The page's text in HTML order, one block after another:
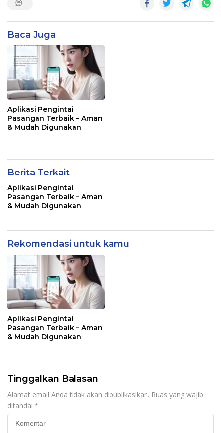
Baca Juga
Aplikasi Pengintai
Pasangan Terbaik – Aman
& Mudah Digunakan
Berita Terkait
Aplikasi Pengintai
Pasangan Terbaik – Aman
& Mudah Digunakan
Rekomendasi untuk kamu
Aplikasi Pengintai
Pasangan Terbaik – Aman
& Mudah Digunakan
Tinggalkan Balasan
Alamat email Anda tidak akan dipublikasikan. Ruas yang wajib
ditandai *